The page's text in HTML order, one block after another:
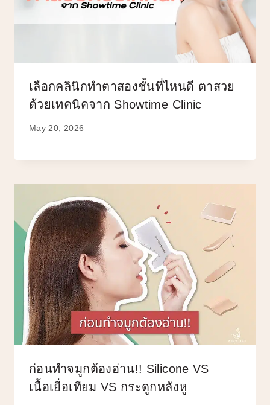
เลือกคลินิกทำตาสองชั้นที่ไหนดี ตาสวย
ด้วยเทคนิคจาก Showtime Clinic
May 20, 2026
ก่อนทำจมูกต้องอ่าน!! Silicone VS
เนื้อเยื่อเทียม VS กระดูกหลังหู